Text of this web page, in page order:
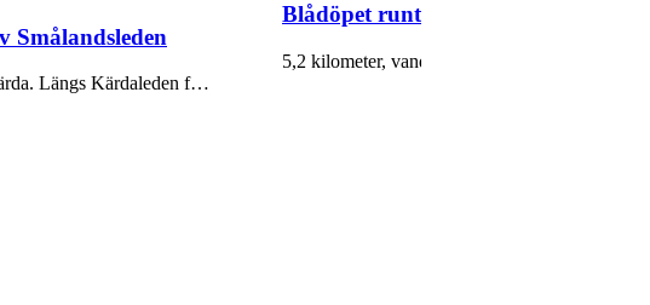
Smålandsleden
Längs Kärdaleden f…
Blådöpet runt
5,2 kilometer, vandringen tar ca 1,5 timmar.